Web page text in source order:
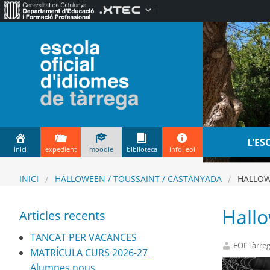
inici expedient moodle biblioteca info. eoi
INICI HALLOWEEN / TOUSSAINT / CASTANYADA
EOI
Articles recents
TANCAT PER VACANCES
MATRÍCULA CURS 2026-27_